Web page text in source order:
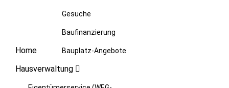
Home
Gesuche
Baufinanzierung
Bauplatz-Angebote
Hausverwaltung